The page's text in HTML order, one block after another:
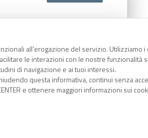
all’erogazione del servizio. Utilizziamo i
le interazioni con le nostre funzionalità
di navigazione e ai tuoi interessi.
questa informativa, continui senza
e ottenere maggiori informazioni sui